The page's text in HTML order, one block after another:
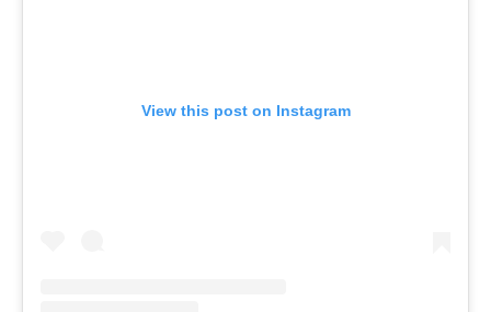
View this post on Instagram